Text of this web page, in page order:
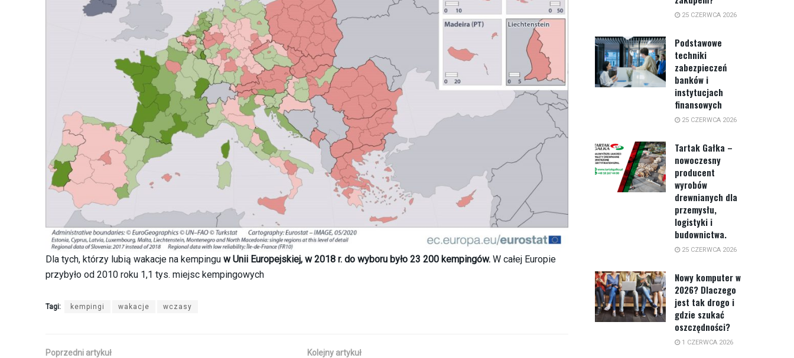
Dla tych, którzy lubią wakacje na kempingu w Unii Europejskiej, w 2018 r. do wyboru było 23 200 kempingów. W całej Europie
przybyło od 2010 roku 1,1 tys. miejsc kempingowych
Tagi: kempingi wakacje wczasy
Poprzedni artykuł Kolejny artykuł
25 CZERWCA 2026
Podstawowe
techniki
zabezpieczeń
banków i
instytucjach
finansowych
25 CZERWCA 2026
Tartak Gałka –
nowoczesny
producent
wyrobów
drewnianych dla
przemysłu,
logistyki i
budownictwa.
25 CZERWCA 2026
Nowy komputer w
2026? Dlaczego
jest tak drogo i
gdzie szukać
oszczędności?
1 CZERWCA 2026